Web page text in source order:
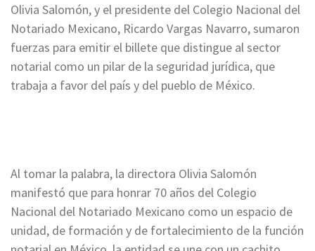
Olivia Salomón, y el presidente del Colegio Nacional del
Notariado Mexicano, Ricardo Vargas Navarro, sumaron
fuerzas para emitir el billete que distingue al sector
notarial como un pilar de la seguridad jurídica, que
trabaja a favor del país y del pueblo de México.
Al tomar la palabra, la directora Olivia Salomón
manifestó que para honrar 70 años del Colegio
Nacional del Notariado Mexicano como un espacio de
unidad, de formación y de fortalecimiento de la función